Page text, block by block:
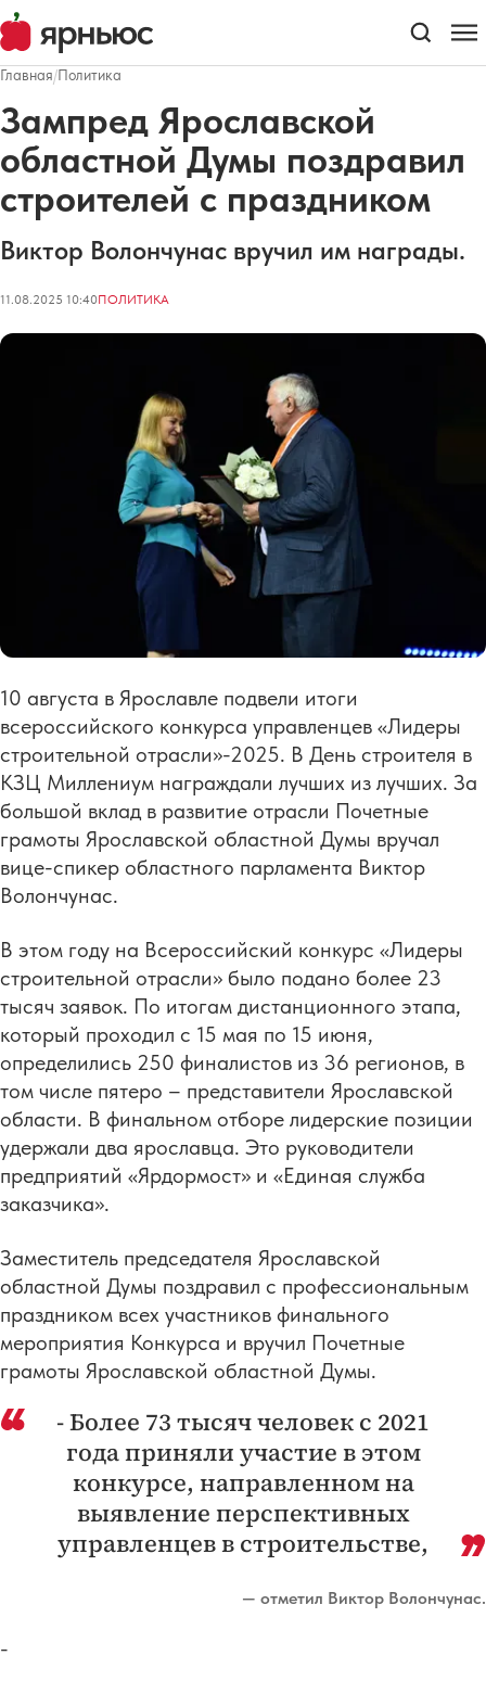
Главная/Политика
Зампред Ярославской
областной Думы поздравил
строителей с праздником
Виктор Волончунас вручил им награды.
11.08.2025 10:40ПОЛИТИКА
10 августа в Ярославле подвели итоги
всероссийского конкурса управленцев «Лидеры
строительной отрасли»-2025. В День строителя в
КЗЦ Миллениум награждали лучших из лучших. За
большой вклад в развитие отрасли Почетные
грамоты Ярославской областной Думы вручал
вице-спикер областного парламента Виктор
Волончунас.
В этом году на Всероссийский конкурс «Лидеры
строительной отрасли» было подано более 23
тысяч заявок. По итогам дистанционного этапа,
который проходил с 15 мая по 15 июня,
определились 250 финалистов из 36 регионов, в
том числе пятеро – представители Ярославской
области. В финальном отборе лидерские позиции
удержали два ярославца. Это руководители
предприятий «Ярдормост» и «Единая служба
заказчика».
Заместитель председателя Ярославской
областной Думы поздравил с профессиональным
праздником всех участников финального
мероприятия Конкурса и вручил Почетные
грамоты Ярославской областной Думы.
- Более 73 тысяч человек с 2021
года приняли участие в этом
конкурсе, направленном на
выявление перспективных
управленцев в строительстве,
— отметил Виктор Волончунас.
-